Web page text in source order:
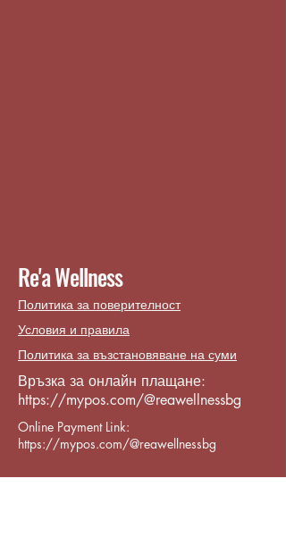
Re'a Wellness
Политика за поверителност
Условия и правила
Политика за възстановяване на суми
Връзка за онлайн плащане:
https://mypos.com/@reawellnessbg
Online Payment Link:
https://mypos.com/@reawellnessbg